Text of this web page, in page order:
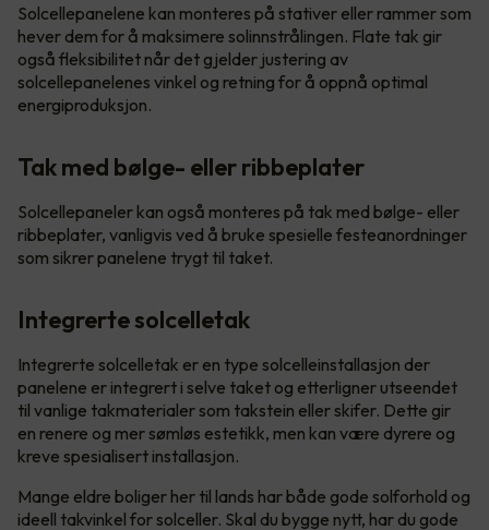
Solcellepanelene kan monteres på stativer eller rammer som
hever dem for å maksimere solinnstrålingen. Flate tak gir
også fleksibilitet når det gjelder justering av
solcellepanelenes vinkel og retning for å oppnå optimal
energiproduksjon.
Tak med bølge- eller ribbeplater
Solcellepaneler kan også monteres på tak med bølge- eller
ribbeplater, vanligvis ved å bruke spesielle festeanordninger
som sikrer panelene trygt til taket.
Integrerte solcelletak
Integrerte solcelletak er en type solcelleinstallasjon der
panelene er integrert i selve taket og etterligner utseendet
til vanlige takmaterialer som takstein eller skifer. Dette gir
en renere og mer sømløs estetikk, men kan være dyrere og
kreve spesialisert installasjon.
Mange eldre boliger her til lands har både gode solforhold og
ideell takvinkel for solceller. Skal du bygge nytt, har du gode